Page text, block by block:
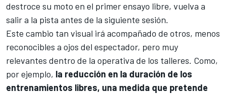
destroce su moto en el primer ensayo libre, vuelva a
salir a la pista antes de la siguiente sesión.
Este cambio tan visual irá acompañado de otros, menos
reconocibles a ojos del espectador, pero muy
relevantes dentro de la operativa de los talleres. Como,
por ejemplo, la reducción en la duración de los
entrenamientos libres, una medida que pretende